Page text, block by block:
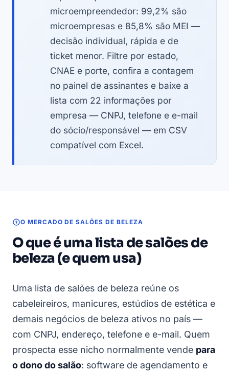
microempreendedor: 99,2% são
microempresas e 85,8% são MEI —
decisão individual, rápida e de
ticket menor. Filtre por estado,
CNAE e porte, confira a contagem
no painel de assinantes e baixe a
lista com 22 informações por
empresa — CNPJ, telefone e e-mail
do sócio/responsável — em CSV
compatível com Excel.
O MERCADO DE SALÕES DE BELEZA
O que é uma lista de salões de
beleza (e quem usa)
Uma lista de salões de beleza reúne os
cabeleireiros, manicures, estúdios de estética e
demais negócios de beleza ativos no país —
com CNPJ, endereço, telefone e e-mail. Quem
prospecta esse nicho normalmente vende para
o dono do salão: software de agendamento e